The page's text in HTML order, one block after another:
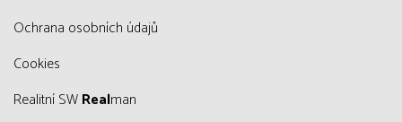
Ochrana osobních údajů
Cookies
Realitní SWRealman